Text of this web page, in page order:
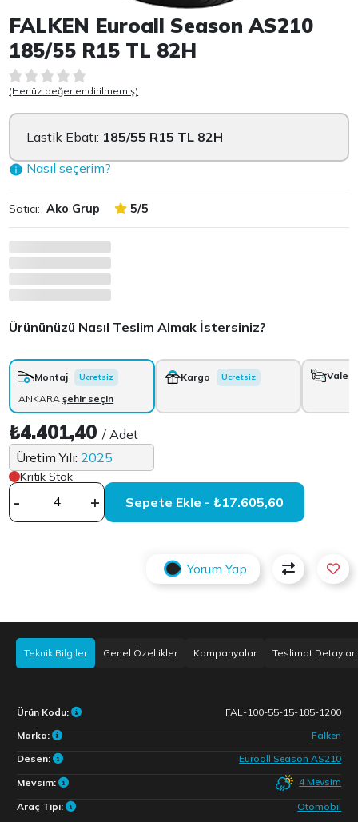
Item 1 of 1
FALKEN Euroall Season AS210
185/55 R15 TL 82H
(Henüz değerlendirilmemiş)
Lastik Ebatı: 185/55 R15 TL 82H
Nasıl seçerim?
Satıcı: Ako Grup 5/5
Ürününüzü Nasıl Teslim Almak İstersiniz?
Montaj Ücretsiz
ANKARAşehir seçin
Kargo Ücretsiz Vale
₺4.401,40/ Adet
Üretim Yılı: 2025
Kritik Stok
- + Sepete Ekle - ₺17.605,60
Yorum Yap
Teknik Bilgiler Genel Özellikler Kampanyalar Teslimat Detayları
Ürün Kodu:
FAL-100-55-15-185-1200
Marka:
Falken
Desen:
Euroall Season AS210
Mevsim:
4 Mevsim
Araç Tipi: Otomobil